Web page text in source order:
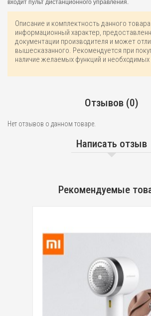
входит пульт дистанционного управления.
Описание и комплектность данного
информационный характер,
документации производителя и может
вышесказанного. Рекомендуется при
наличие желаемых функций и необходимых
Отзывов (0)
Нет отзывов о данном товаре.
Написать отзыв
Рекомендуемые